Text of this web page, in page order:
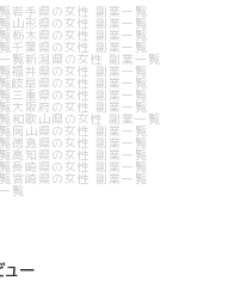
岩手県の女性 副業一覧
山形県の女性 副業一覧
栃木県の女性 副業一覧
千葉県の女性 副業一覧
覧 新潟県の女性 副業一覧
福井県の女性 副業一覧
岐阜県の女性 副業一覧
三重県の女性 副業一覧
大阪府の女性 副業一覧
和歌山県の女性 副業一覧
岡山県の女性 副業一覧
徳島県の女性 副業一覧
高知県の女性 副業一覧
長崎県の女性 副業一覧
宮崎県の女性 副業一覧
覧
ュー